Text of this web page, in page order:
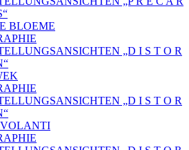
BLOEME
„D I S T O R
„D I S T O R